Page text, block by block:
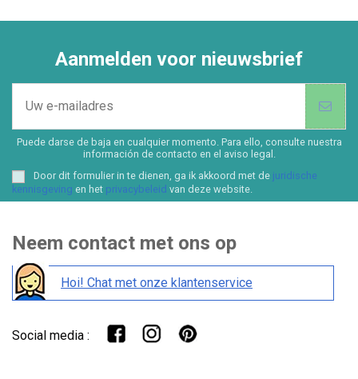
Aanmelden voor nieuwsbrief
Puede darse de baja en cualquier momento. Para ello, consulte nuestra
información de contacto en el aviso legal.
Door dit formulier in te dienen, ga ik akkoord met de juridische
kennisgeving en het privacybeleid van deze website.
Neem contact met ons op
Hoi! Chat met onze klantenservice
Social media :